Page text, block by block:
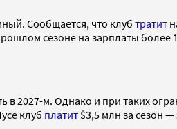
Сообщается, что клуб тратит
сезоне на зарплаты более
в 2027-м. Однако и при таких
клуб платит $3,5 млн за сезон